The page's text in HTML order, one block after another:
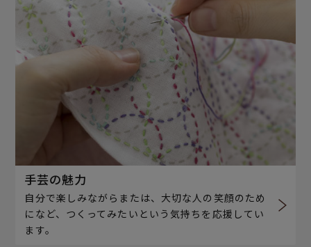
手芸の魅力
自分で楽しみながらまたは、大切な人の笑顔のため
になど、つくってみたいという気持ちを応援してい
ます。